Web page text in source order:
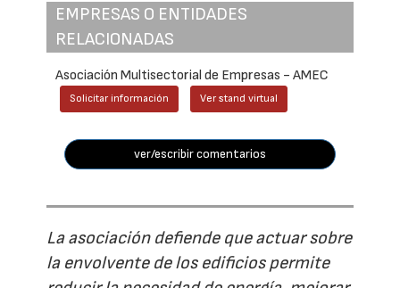
EMPRESAS O ENTIDADES
RELACIONADAS
Asociación Multisectorial de Empresas - AMEC
Solicitar información Ver stand virtual
ver/escribir comentarios
La asociación defiende que actuar sobre
la envolvente de los edificios permite